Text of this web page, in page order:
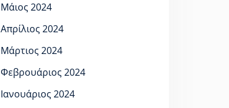
Μάιος 2024
Απρίλιος 2024
Μάρτιος 2024
Φεβρουάριος 2024
Ιανουάριος 2024